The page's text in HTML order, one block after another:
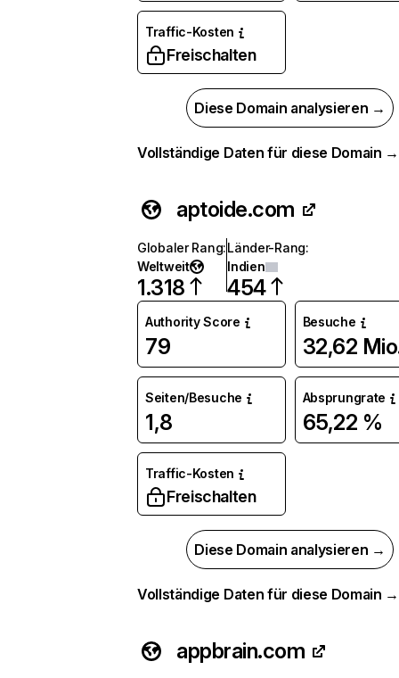
Traffic-Kosten
Freischalten
Diese Domain analysieren →
Vollständige Daten für diese Domain →
aptoide.com
Globaler Rang:
Weltweit
1.318
Länder-Rang:
Indien
454
Authority Score
79
Besuche
32,62
Seiten/Besuche
1,8
Absprungrate
65,22 %
Traffic-Kosten
Freischalten
Diese Domain analysieren →
Vollständige Daten für diese Domain →
appbrain.com